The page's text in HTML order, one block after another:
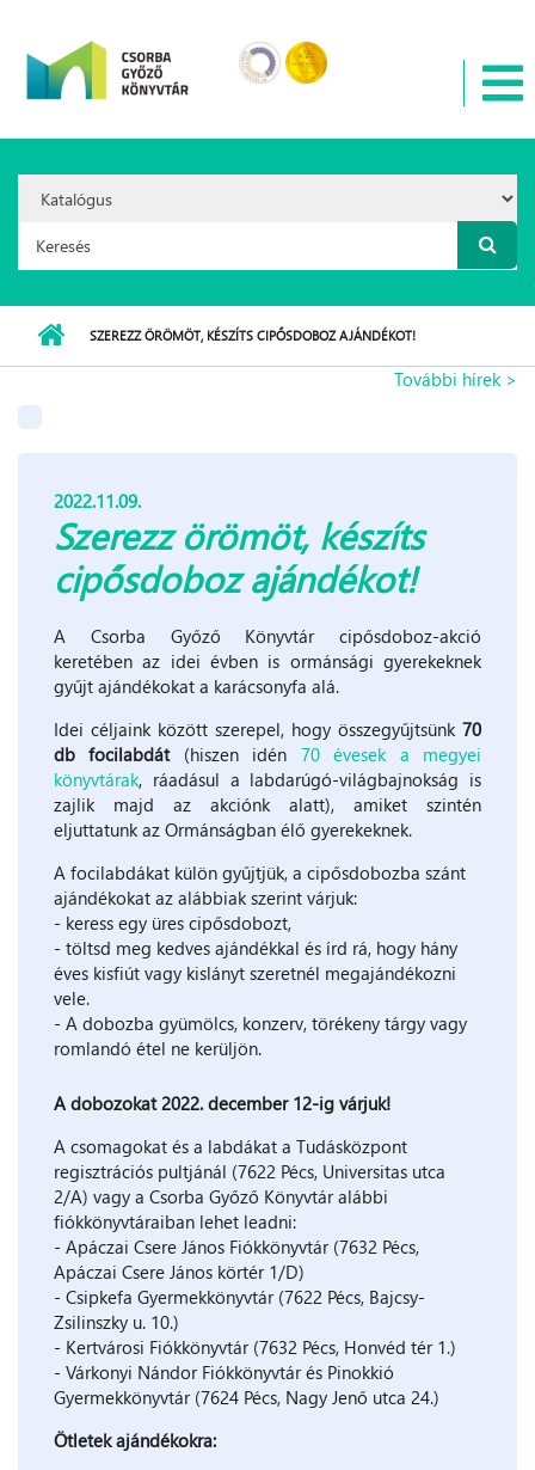
Option:
Keresés űrlap
SZEREZZ ÖRÖMÖT, KÉSZÍTS CIPŐSDOBOZ AJÁNDÉKOT!
További hírek >
2022.11.09.
Szerezz örömöt, készíts
cipősdoboz ajándékot!
A Csorba Győző Könyvtár cipősdoboz-akció
keretében az idei évben is ormánsági gyerekeknek
gyűjt ajándékokat a karácsonyfa alá.
Idei céljaink között szerepel, hogy összegyűjtsünk 70
db focilabdát(hiszen idén 70 évesek a megyei
könyvtárak, ráadásul a labdarúgó-világbajnokság is
zajlik majd az akciónk alatt), amiket szintén
eljuttatunk az Ormánságban élő gyerekeknek.
A focilabdákat külön gyűjtjük, a cipősdobozba szánt
ajándékokat az alábbiak szerint várjuk:
- keress egy üres cipősdobozt,
- töltsd meg kedves ajándékkal és írd rá, hogy hány
éves kisfiút vagy kislányt szeretnél megajándékozni
vele.
- A dobozba gyümölcs, konzerv, törékeny tárgy vagy
romlandó étel ne kerüljön.
A dobozokat 2022. december 12-ig várjuk!
A csomagokat és a labdákat a Tudásközpont
regisztrációs pultjánál (7622 Pécs, Universitas utca
2/A) vagy a Csorba Győző Könyvtár alábbi
fiókkönyvtáraiban lehet leadni:
- Apáczai Csere János Fiókkönyvtár (7632 Pécs,
Apáczai Csere János körtér 1/D)
- Csipkefa Gyermekkönyvtár (7622 Pécs, Bajcsy-
Zsilinszky u. 10.)
- Kertvárosi Fiókkönyvtár (7632 Pécs, Honvéd tér 1.)
- Várkonyi Nándor Fiókkönyvtár és Pinokkió
Gyermekkönyvtár (7624 Pécs, Nagy Jenő utca 24.)
Ötletek ajándékokra: